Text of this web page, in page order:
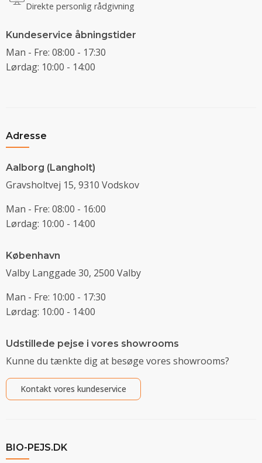
Direkte personlig rådgivning
Kundeservice åbningstider
Man - Fre: 08:00 - 17:30
Lørdag: 10:00 - 14:00
Adresse
Aalborg (Langholt)
Gravsholtvej 15, 9310 Vodskov
Man - Fre: 08:00 - 16:00
Lørdag: 10:00 - 14:00
København
Valby Langgade 30, 2500 Valby
Man - Fre: 10:00 - 17:30
Lørdag: 10:00 - 14:00
Udstillede pejse i vores showrooms
Kunne du tænkte dig at besøge vores showrooms?
Kontakt vores kundeservice
BIO-PEJS.DK